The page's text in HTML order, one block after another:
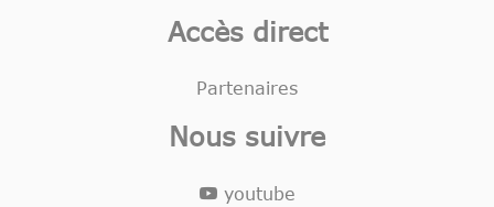
Accès direct
Partenaires
Nous suivre
youtube